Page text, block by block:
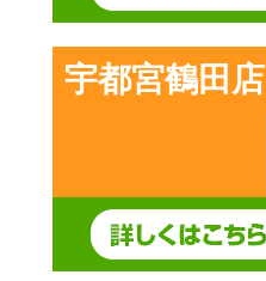
宇都宮鶴田店